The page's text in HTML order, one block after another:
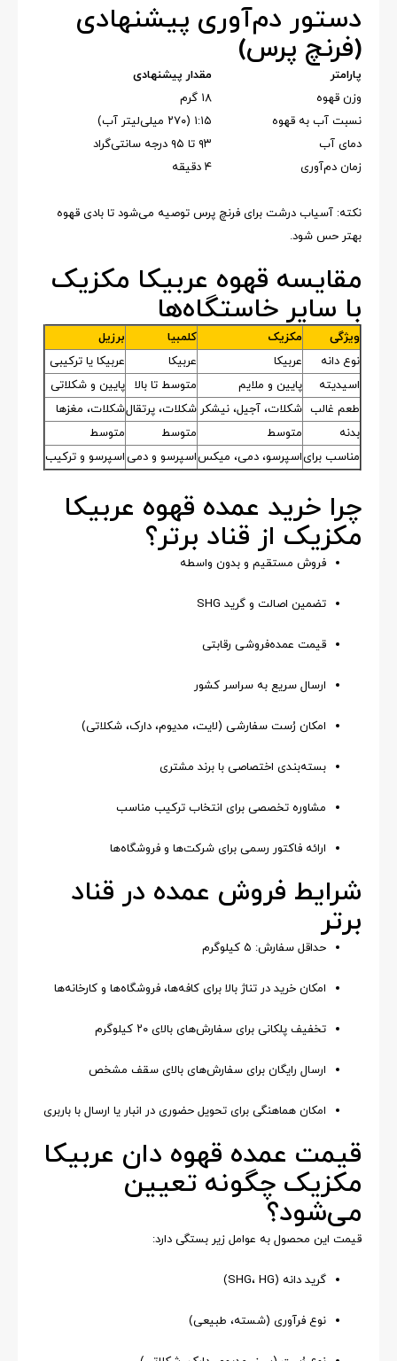
دستور دم‌آوری پیشنهادی
(فرنچ پرس)
پارامتر
مقدار پیشنهادی
وزن قهوه
۱۸ گرم
نسبت آب به قهوه ۱:۱۵ (۲۷۰ میلی‌لیتر آب)
دمای آب
۹۳ تا ۹۵ درجه سانتی‌گراد
زمان دم‌آوری
۴ دقیقه
نکته: آسیاب درشت برای فرنچ پرس توصیه می‌شود تا بادی قهوه
بهتر حس شود.
مقایسه قهوه عربیکا مکزیک
با سایر خاستگاه‌ها
ویژگی مکزیک کلمبیا
برزیل
نوع دانه
عربیکا عربیکا
عربیکا یا ترکیبی
اسیدیته
پایین و ملایم متوسط تا بالا
پایین و شکلاتی
طعم غالب شکلات، آجیل، نیشکر شکلات، پرتقالشکلات، مغزها
بدنه
متوسط متوسط
متوسط
مناسب برایاسپرسو، دمی، میکساسپرسو و دمیاسپرسو و ترکیب
چرا خرید عمده قهوه عربیکا
مکزیک از قناد برتر؟
فروش مستقیم و بدون واسطه
تضمین اصالت و گرید SHG
قیمت عمده‌فروشی رقابتی
ارسال سریع به سراسر کشور
امکان رُست سفارشی (لایت، مدیوم، دارک، شکلاتی)
بسته‌بندی اختصاصی با برند مشتری
مشاوره تخصصی برای انتخاب ترکیب مناسب
ارائه فاکتور رسمی برای شرکت‌ها و فروشگاه‌ها
شرایط فروش عمده در قناد
برتر
حداقل سفارش: ۵ کیلوگرم
امکان خرید در تناژ بالا برای کافه‌ها، فروشگاه‌ها و کارخانه‌ها
تخفیف پلکانی برای سفارش‌های بالای ۲۰ کیلوگرم
ارسال رایگان برای سفارش‌های بالای سقف مشخص
امکان هماهنگی برای تحویل حضوری در انبار یا ارسال با باربری
قیمت عمده قهوه دان عربیکا
مکزیک چگونه تعیین
می‌شود؟
قیمت این محصول به عوامل زیر بستگی دارد:
گرید دانه (SHG، HG)
نوع فرآوری (شسته، طبیعی)